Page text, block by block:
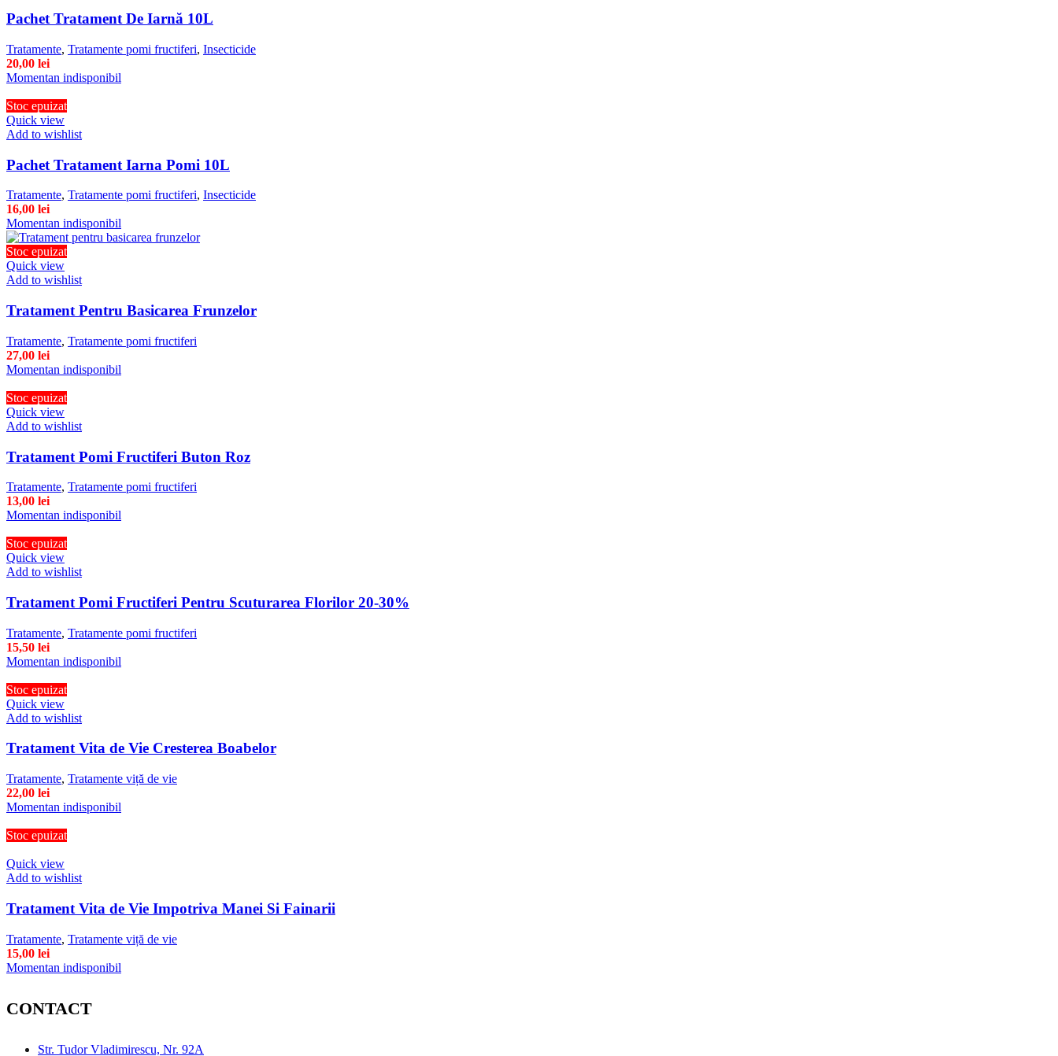
Pachet Tratament De Iarnă 10L
Tratamente, Tratamente pomi fructiferi, Insecticide
20,00 lei
Momentan indisponibil
Stoc epuizat
Quick view
Add to wishlist
Pachet Tratament Iarna Pomi 10L
Tratamente, Tratamente pomi fructiferi, Insecticide
16,00 lei
Momentan indisponibil
Stoc epuizat
Quick view
Add to wishlist
Tratament Pentru Basicarea Frunzelor
Tratamente, Tratamente pomi fructiferi
27,00 lei
Momentan indisponibil
Stoc epuizat
Quick view
Add to wishlist
Tratament Pomi Fructiferi Buton Roz
Tratamente, Tratamente pomi fructiferi
13,00 lei
Momentan indisponibil
Stoc epuizat
Quick view
Add to wishlist
Tratament Pomi Fructiferi Pentru Scuturarea Florilor 20-30%
Tratamente, Tratamente pomi fructiferi
15,50 lei
Momentan indisponibil
Stoc epuizat
Quick view
Add to wishlist
Tratament Vita de Vie Cresterea Boabelor
Tratamente, Tratamente viță de vie
22,00 lei
Momentan indisponibil
Stoc epuizat
Quick view
Add to wishlist
Tratament Vita de Vie Impotriva Manei Si Fainarii
Tratamente, Tratamente viță de vie
15,00 lei
Momentan indisponibil
CONTACT
Str. Tudor Vladimirescu, Nr. 92A